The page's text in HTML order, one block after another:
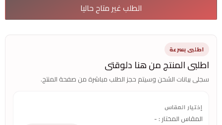
الطلب غير متاح حاليا
اطلبى بسرعة
اطلبى المنتج من هنا دلوقتى
سجلى بيانات الشحن وسيتم حجز الطلب مباشرة من صفحة المنتج.
إختيار المقاس
المقاس المختار :
-